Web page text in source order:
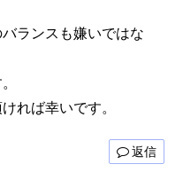
ランスも嫌いではな
れば幸いです。
返信